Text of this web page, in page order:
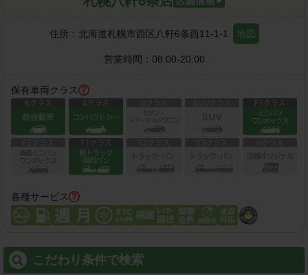
住所： 北海道札幌市西区八軒6条西11-1-1 地図
営業時間： 08:00-20:00
保有車両クラス
各種サービス
こだわり条件で検索